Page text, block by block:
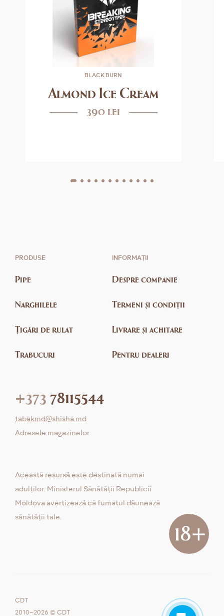
BLACK BURN
Almond Ice Cream
390 lei
PRODUSE
Pipe
Narghilele
Țigări de rulat
Trabucuri
INFORMAȚII
Despre companie
Termeni și condiții
Livrare și achitare
Pentru dealeri
+373 78115544
tabakmd@shisha.md
Adresele magazinelor
Această resursă este destinată numai
adulților. Ministerul Sănătății Republicii
Moldova avertizează că fumatul dăunează
sănătății tale.
CDT
2010–2026 © CDT